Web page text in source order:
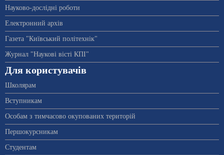
Науково-дослідні роботи
Електронний архів
Газета "Київський політехнік"
Журнал "Наукові вісті КПІ"
Для користувачів
Школярам
Вступникам
Особам з тимчасово окупованих територій
Першокурсникам
Студентам